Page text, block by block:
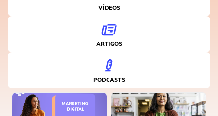
VÍDEOS
ARTIGOS
PODCASTS